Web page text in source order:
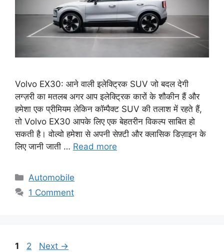
Volvo EX30: आने वाली इलेक्ट्रिक SUV जो बदल देगी
लग्ज़री का मतलब अगर आप इलेक्ट्रिक कारों के शौकीन हैं और
हमेशा एक प्रीमियम लेकिन कॉम्पैक्ट SUV की तलाश में रहते हैं,
तो Volvo EX30 आपके लिए एक बेहतरीन विकल्प साबित हो
सकती है। वोल्वो हमेशा से अपनी सेफ़्टी और क्लासिक डिज़ाइन के
लिए जानी जाती … Read more
Categories
Automobile
1 Comment
Page
1 Page
2 Next →